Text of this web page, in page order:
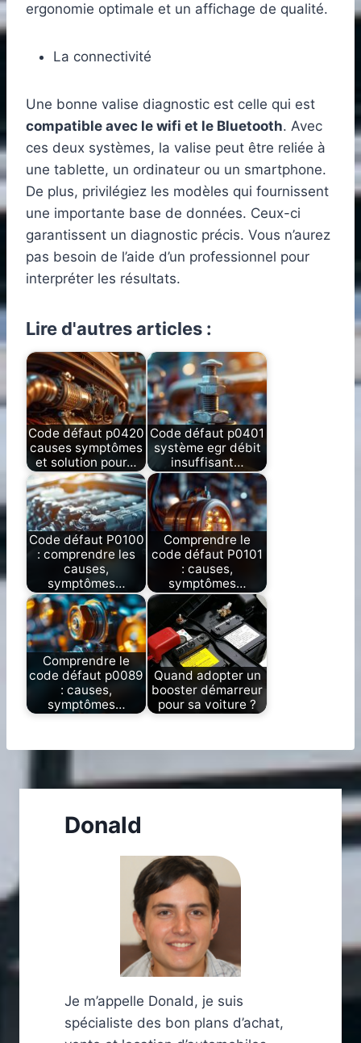
ergonomie optimale et un affichage de qualité.
La connectivité
Une bonne valise diagnostic est celle qui est
compatible avec le wifi et le Bluetooth. Avec
ces deux systèmes, la valise peut être reliée à
une tablette, un ordinateur ou un smartphone.
De plus, privilégiez les modèles qui fournissent
une importante base de données. Ceux-ci
garantissent un diagnostic précis. Vous n’aurez
pas besoin de l’aide d’un professionnel pour
interpréter les résultats.
Lire d'autres articles :
Code défaut p0420
causes symptômes
et solution pour…
Code défaut p0401
système egr débit
insuffisant…
Code défaut P0100
: comprendre les
causes,
symptômes…
Comprendre le
code défaut P0101
: causes,
symptômes…
Comprendre le
code défaut p0089
: causes,
symptômes…
Quand adopter un
booster démarreur
pour sa voiture ?
Donald
Je m’appelle Donald, je suis
spécialiste des bon plans d’achat,